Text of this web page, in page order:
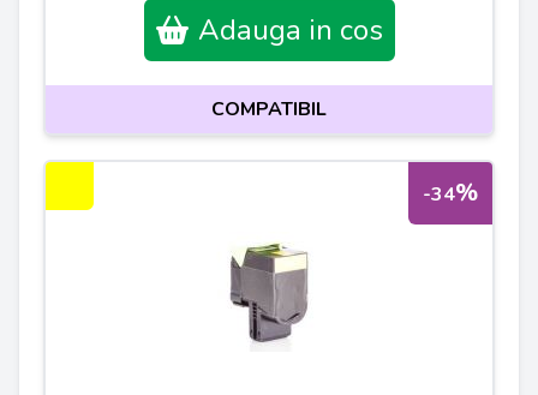
Adauga in cos
COMPATIBIL
-34%